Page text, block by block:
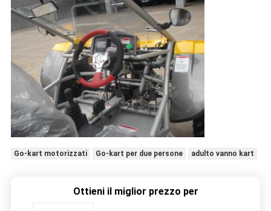
Go-kart motorizzati Go-kart per due persone adulto vanno kart
Ottieni il miglior prezzo per